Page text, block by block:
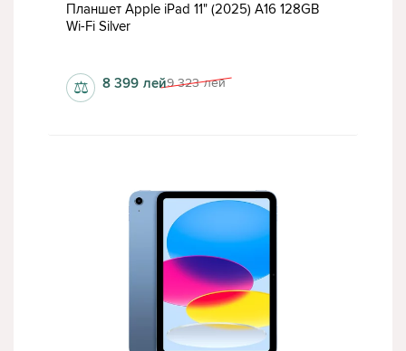
Планшет Apple iPad 11" (2025) A16 128GB
Wi-Fi Silver
6 Гб 9 323 лей
8 399 лей
⚖